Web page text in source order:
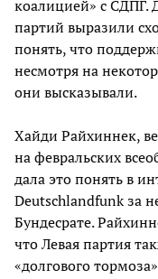
коалицией» с СДПГ.
партий выразили
понять, что
несмотря на
они высказывали.
Хайди Райхиннек,
на февральских
дала это понять в
Deutschlandfunk за
Бундесрате.
что Левая партия
«долгового